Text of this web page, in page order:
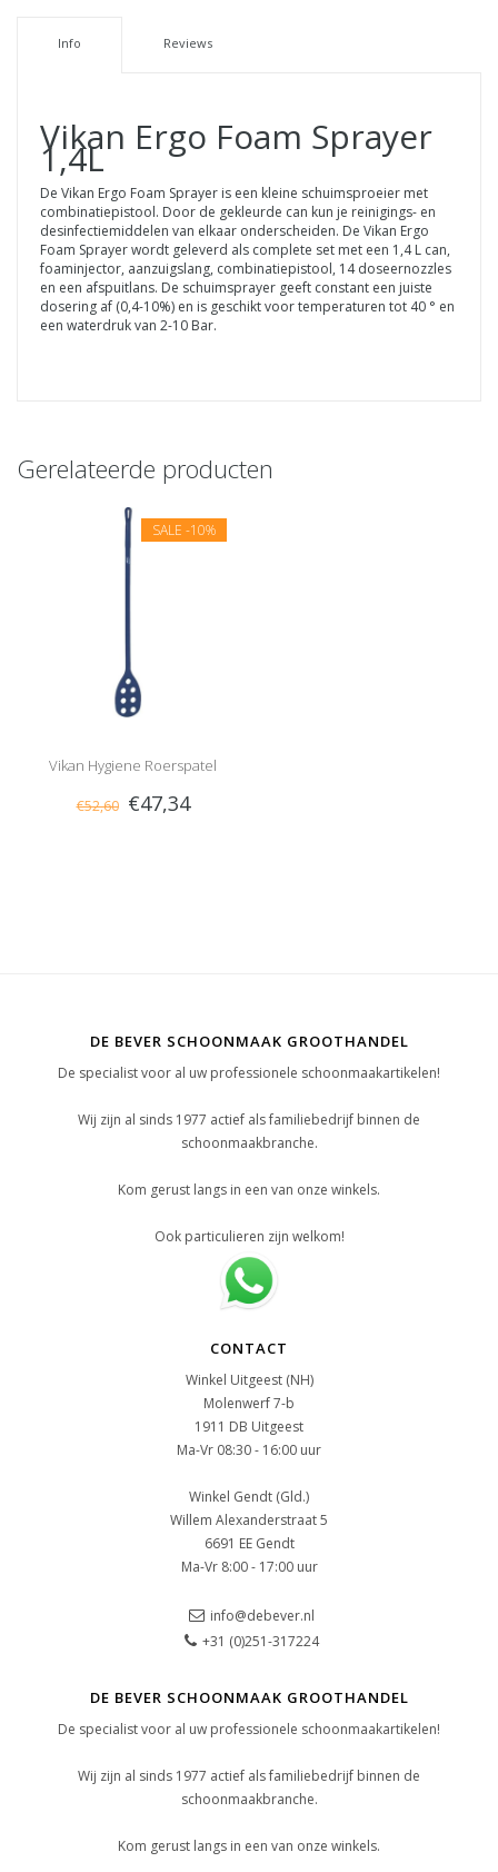
Info Reviews
Vikan Ergo Foam Sprayer
1,4L
De Vikan Ergo Foam Sprayer is een kleine schuimsproeier met
combinatiepistool. Door de gekleurde can kun je reinigings- en
desinfectiemiddelen van elkaar onderscheiden. De Vikan Ergo
Foam Sprayer wordt geleverd als complete set met een 1,4 L can,
foaminjector, aanzuigslang, combinatiepistool, 14 doseernozzles
en een afspuitlans. De schuimsprayer geeft constant een juiste
dosering af (0,4-10%) en is geschikt voor temperaturen tot 40 ° en
een waterdruk van 2-10 Bar.
Gerelateerde producten
SALE -10%
Vikan Hygiene Roerspatel
Detect.
€52,60 €47,34
DE BEVER SCHOONMAAK GROOTHANDEL
De specialist voor al uw professionele schoonmaakartikelen!
Wij zijn al sinds 1977 actief als familiebedrijf binnen de
schoonmaakbranche.
Kom gerust langs in een van onze winkels.
Ook particulieren zijn welkom!
CONTACT
Winkel Uitgeest (NH)
Molenwerf 7-b
1911 DB Uitgeest
Ma-Vr 08:30 - 16:00 uur
Winkel Gendt (Gld.)
Willem Alexanderstraat 5
6691 EE Gendt
Ma-Vr 8:00 - 17:00 uur
info@debever.nl
+31 (0)251-317224
DE BEVER SCHOONMAAK GROOTHANDEL
De specialist voor al uw professionele schoonmaakartikelen!
Wij zijn al sinds 1977 actief als familiebedrijf binnen de
schoonmaakbranche.
Kom gerust langs in een van onze winkels.